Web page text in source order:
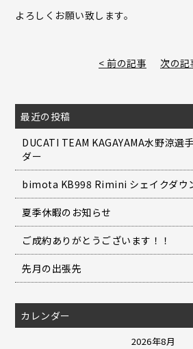
よろしくお願い致します。
< 前の記事 次の記
最近の投稿
DUCATI TEAM KAGAYAMA水野涼選
ダー
bimota KB998 Rimini シェイクダウ
夏季休暇のお知らせ
ご成約ありがとうございます！！
先月の出張先
カレンダー
2026年8月